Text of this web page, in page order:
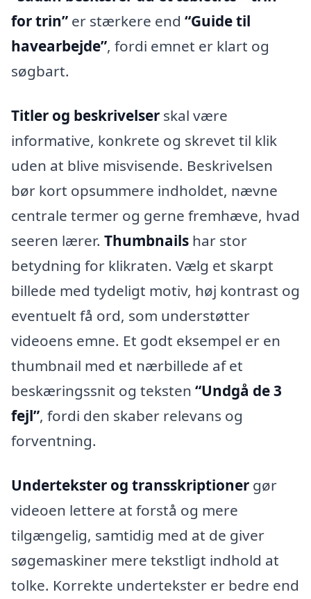
for trin” er stærkere end “Guide til
havearbejde”, fordi emnet er klart og
søgbart.
Titler og beskrivelser skal være
informative, konkrete og skrevet til klik
uden at blive misvisende. Beskrivelsen
bør kort opsummere indholdet, nævne
centrale termer og gerne fremhæve, hvad
seeren lærer. Thumbnails har stor
betydning for klikraten. Vælg et skarpt
billede med tydeligt motiv, høj kontrast og
eventuelt få ord, som understøtter
videoens emne. Et godt eksempel er en
thumbnail med et nærbillede af et
beskæringssnit og teksten “Undgå de 3
fejl”, fordi den skaber relevans og
forventning.
Undertekster og transskriptioner gør
videoen lettere at forstå og mere
tilgængelig, samtidig med at de giver
søgemaskiner mere tekstligt indhold at
tolke. Korrekte undertekster er bedre end